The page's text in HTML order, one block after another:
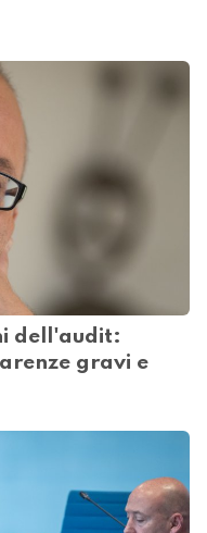
dell'audit:
gravi e